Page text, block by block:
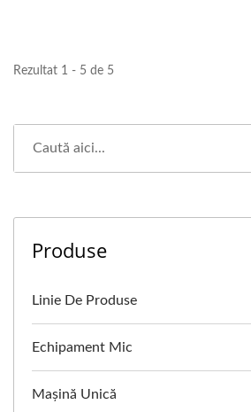
Rezultat 1 - 5 de 5
Produse
Linie De Produse
Echipament Mic
Mașină Unică